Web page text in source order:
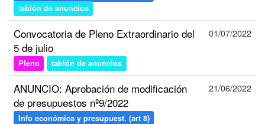
tablón de anuncios
Convocatoria de Pleno Extraordinario del
5 de julio
Pleno tablón de anuncios
01/07/2022
ANUNCIO: Aprobación de modificación
de presupuestos nº9/2022
Info económica y presupuest. (art 8)
21/06/2022